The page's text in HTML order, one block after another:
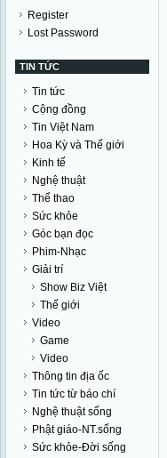
Register
Lost Password
TIN TỨC
Tin tức
Cộng đồng
Tin Việt Nam
Hoa Kỳ và Thế giới
Kinh tế
Nghệ thuật
Thể thao
Sức khỏe
Góc bạn đọc
Phim-Nhạc
Giải trí
Show Biz Việt
Thế giới
Video
Game
Video
Thông tin địa ốc
Tin tức từ báo chí
Nghệ thuật sống
Phật giáo-NT.sống
Sức khỏe-Đời sống